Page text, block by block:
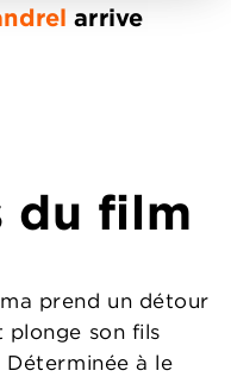
arrive
du film
prend un détour
plonge son fils
Déterminée à le